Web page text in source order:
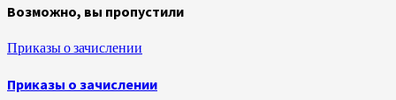
Возможно, вы пропустили
Приказы о зачислении
Приказы о зачислении